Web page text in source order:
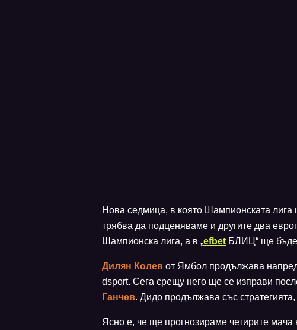
Нова седмица, в която Шампионската
трябва да подценяваме и другите два
Шампионска лига, а в „efbet БЛИЦ“ ще бъде
Дилян Колев от Ямбол продължава
dsport. Сега срещу него ще се изправи
Ганчев. Дидо продължава със
Ясно е, че ще прогнозираме четирите